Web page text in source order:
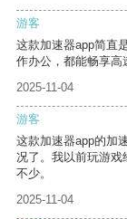
游客
这款加速器app简直
作办公，都能畅享高
2025-11-04
游客
这款加速器app的加
况了。我以前玩游戏
不少。
2025-11-04